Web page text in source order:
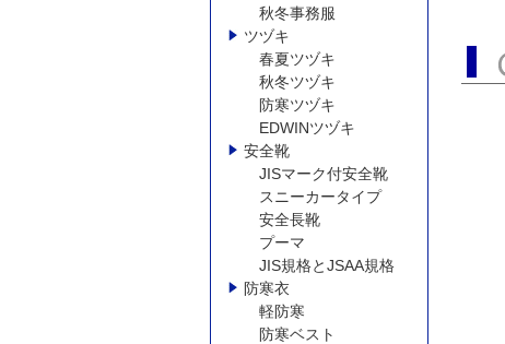
秋冬事務服
ツヅキ
春夏ツヅキ
秋冬ツヅキ
防寒ツヅキ
EDWINツヅキ
安全靴
JISマーク付安全靴
スニーカータイプ
安全長靴
プーマ
JIS規格とJSAA規格
防寒衣
軽防寒
防寒ベスト